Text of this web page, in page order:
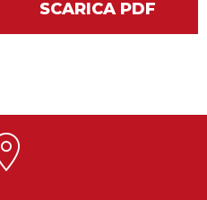
SCARICA PDF